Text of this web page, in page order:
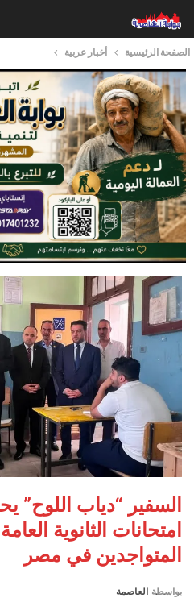
الصفحة الرئيسية أخبار عربية
السفير “دياب اللوح”
امتحانات الثانوية
المتواجدين في مصر
بواسطة العاصمة